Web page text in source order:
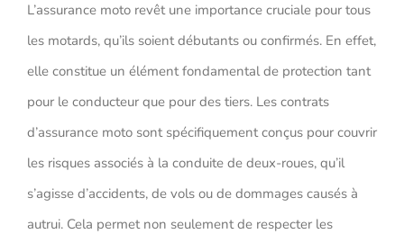
L’assurance moto revêt une importance cruciale pour tous
les motards, qu’ils soient débutants ou confirmés. En effet,
elle constitue un élément fondamental de protection tant
pour le conducteur que pour des tiers. Les contrats
d’assurance moto sont spécifiquement conçus pour couvrir
les risques associés à la conduite de deux-roues, qu’il
s’agisse d’accidents, de vols ou de dommages causés à
autrui. Cela permet non seulement de respecter les